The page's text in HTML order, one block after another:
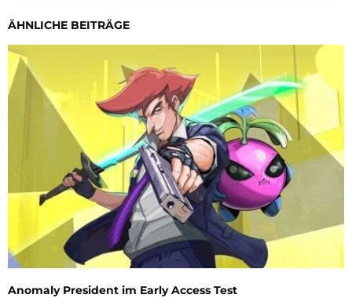
ÄHNLICHE BEITRÄGE
Anomaly President im Early Access Test